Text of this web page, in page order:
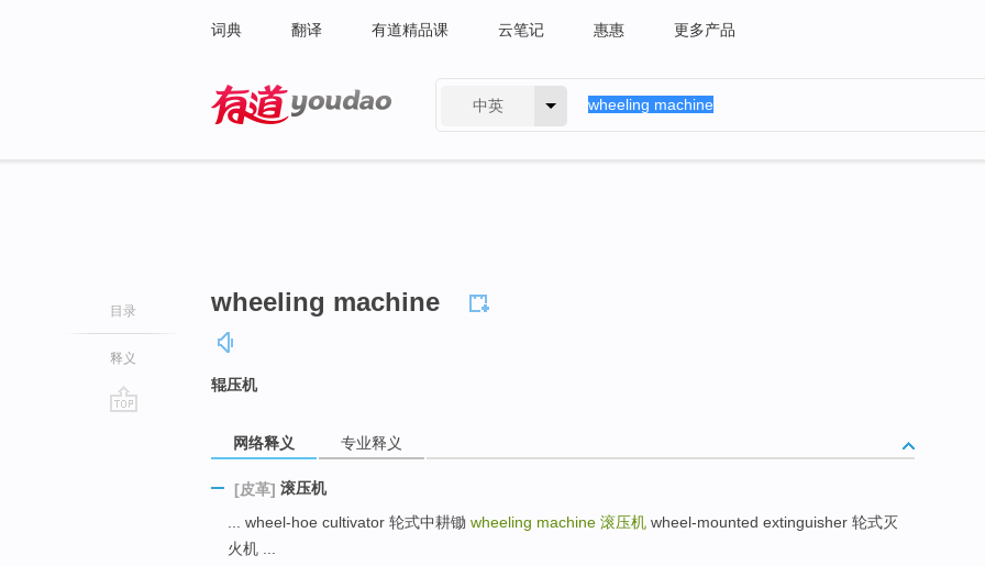
词典 翻译 有道精品课 云笔记 惠惠 更多产品
中英
目录
释义
wheeling machine
辊压机
网络释义 专业释义
[皮革] 滚压机
... wheel-hoe cultivator 轮式中耕锄 wheeling machine 滚压机 wheel-mounted extinguisher 轮式灭
火机 ...